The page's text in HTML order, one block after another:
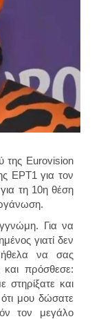
της Eurovision
ΕΡΤ1 για τον
τη 10η θέση
Για να
γιατί δεν
να σας
και πρόσθεσε:
και
ότι μου δώσατε
τον μεγάλο